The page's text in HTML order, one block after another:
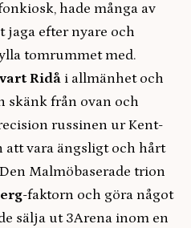
hade många av
jaga efter nyare och
tomrummet med.
Ridå i allmänhet och
skänk från ovan och
russinen ur Kent-
att vara ängsligt och hårt
Malmöbaserade trion
-faktorn och göra något
sälja ut 3Arena inom en